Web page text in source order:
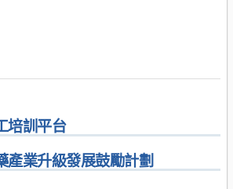
培訓平台
產業升級發展鼓勵計劃